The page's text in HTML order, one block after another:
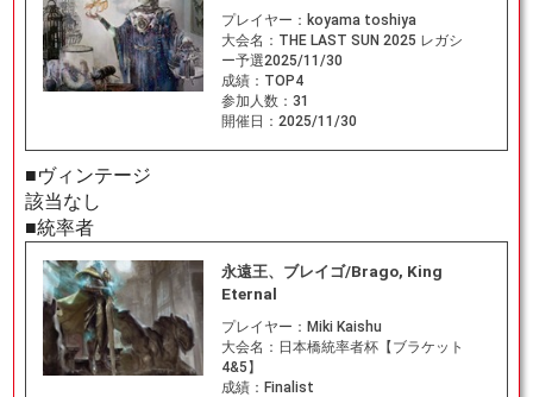
プレイヤー： koyama toshiya
大会名： THE LAST SUN 2025 レガシ
ー予選2025/11/30
成績： TOP4
参加人数： 31
開催日： 2025/11/30
■ヴィンテージ
該当なし
■統率者
永遠王、ブレイゴ/Brago, King
Eternal
プレイヤー： Miki Kaishu
大会名： 日本橋統率者杯【ブラケット
4&5】
成績： Finalist